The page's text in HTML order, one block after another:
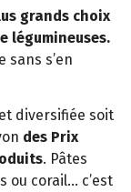
grands choix
légumineuses.
s’en
diversifiée soit
des Prix
. Pâtes
ou corail… c’est